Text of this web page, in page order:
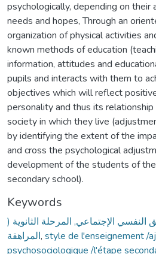
psychologically, depending on their
needs and hopes, Through an
organization of physical activities
known methods of education
information, attitudes and
pupils and interacts with them to
objectives which will reflect
personality and thus its
society in which they live
by identifying the extent of the
and cross the psychological
development of the students of
secondary school).
Keywords
النفسي الإجتماعي, المرحلة الثانوية (
المراهقة, style de l'enseignement /
psychosociologique /l'étape